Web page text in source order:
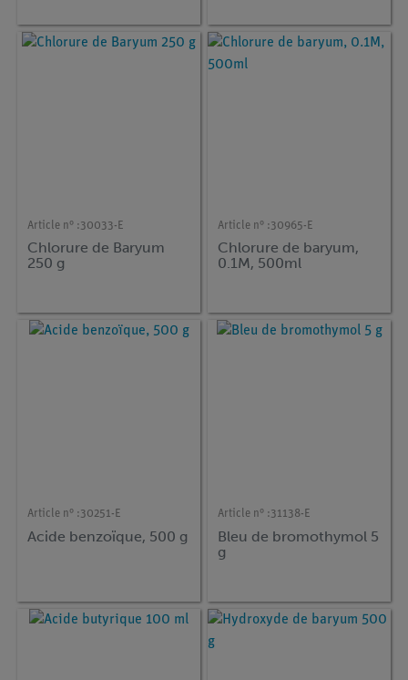
Article n° :30033-E
Chlorure de Baryum
250 g
Article n° :30965-E
Chlorure de baryum,
0.1M, 500ml
Article n° :30251-E
Acide benzoïque, 500 g
Article n° :31138-E
Bleu de bromothymol 5
g